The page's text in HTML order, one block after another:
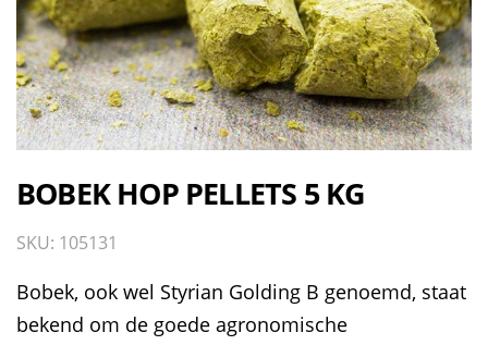
BOBEK HOP PELLETS 5 KG
SKU: 105131
Bobek, ook wel Styrian Golding B genoemd, staat
bekend om de goede agronomische